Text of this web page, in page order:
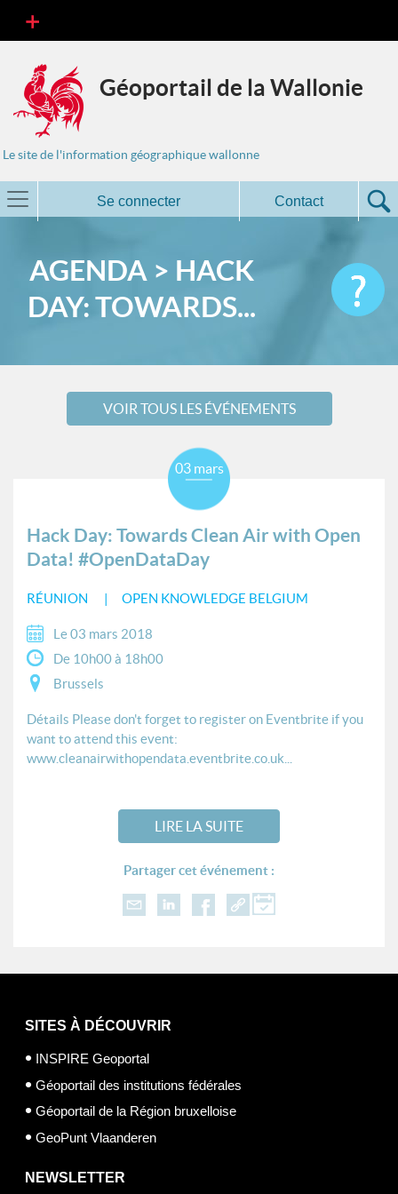
Géoportail de la Wallonie
Le site de l'information géographique wallonne
Se connecter Contact
AGENDA > HACK
DAY: TOWARDS...
VOIR TOUS LES ÉVÉNEMENTS
Hack Day: Towards Clean Air with Open
Data! #OpenDataDay
RÉUNION OPEN KNOWLEDGE BELGIUM
03 mars
Le 03 mars 2018
De 10h00 à 18h00
Brussels
Détails Please don't forget to register on Eventbrite if you
want to attend this event:
www.cleanairwithopendata.eventbrite.co.uk...
LIRE LA SUITE
Partager cet événement :
SITES À DÉCOUVRIR
INSPIRE Geoportal
Géoportail des institutions fédérales
Géoportail de la Région bruxelloise
GeoPunt Vlaanderen
NEWSLETTER